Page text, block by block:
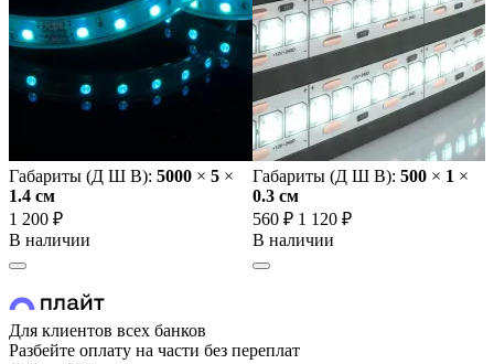
Габариты (Д Ш В): 5000 × 5 ×
1.4 cм
1 200 ₽
В наличии
Габариты (Д Ш В): 500 × 1 ×
0.3 cм
560 ₽ 1 120 ₽
В наличии
Для клиентов всех банков
Разбейте оплату на части без переплат